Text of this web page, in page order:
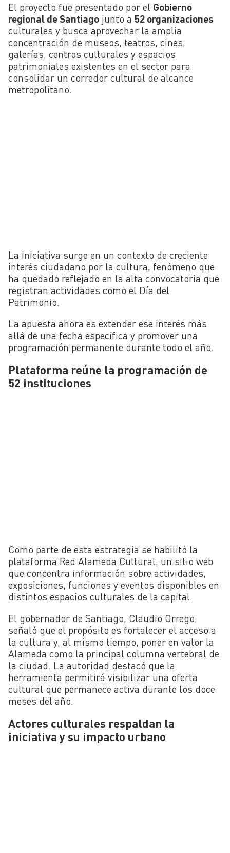
El proyecto fue presentado por el Gobierno
regional de Santiago junto a 52 organizaciones
culturales y busca aprovechar la amplia
concentración de museos, teatros, cines,
galerías, centros culturales y espacios
patrimoniales existentes en el sector para
consolidar un corredor cultural de alcance
metropolitano.
La iniciativa surge en un contexto de creciente
interés ciudadano por la cultura, fenómeno que
ha quedado reflejado en la alta convocatoria que
registran actividades como el Día del
Patrimonio.
La apuesta ahora es extender ese interés más
allá de una fecha específica y promover una
programación permanente durante todo el año.
Plataforma reúne la programación de
52 instituciones
Como parte de esta estrategia se habilitó la
plataforma Red Alameda Cultural, un sitio web
que concentra información sobre actividades,
exposiciones, funciones y eventos disponibles en
distintos espacios culturales de la capital.
El gobernador de Santiago, Claudio Orrego,
señaló que el propósito es fortalecer el acceso a
la cultura y, al mismo tiempo, poner en valor la
Alameda como la principal columna vertebral de
la ciudad. La autoridad destacó que la
herramienta permitirá visibilizar una oferta
cultural que permanece activa durante los doce
meses del año.
Actores culturales respaldan la
iniciativa y su impacto urbano